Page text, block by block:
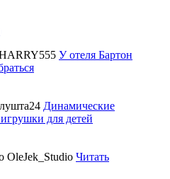
У отеля Бартон
Динамические
для детей
OleJek_Studio Читать